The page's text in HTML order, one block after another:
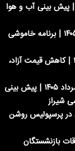
وضعیت هوای فردا یزد یکشنبه ۱۸ مرداد ۱۴۰۵ | پیش بینی آب و هوا
جدول قطعی برق مشهد روز یکشنبه ۱۸ مرداد ۱۴۰۵ | برنامه خاموشی
بروزرسانی قیمت دلار امروز شنبه ۱۷ مرداد ۱۴۰۵ | کاهش قیمت آزاد،
وضعیت هوای فردا فارس و شیراز یکشنبه ۱۸ مرداد ۱۴۰۵ | پیش بینی
در پرسپولیس روشن
تومانی معوقات بازنشستگان